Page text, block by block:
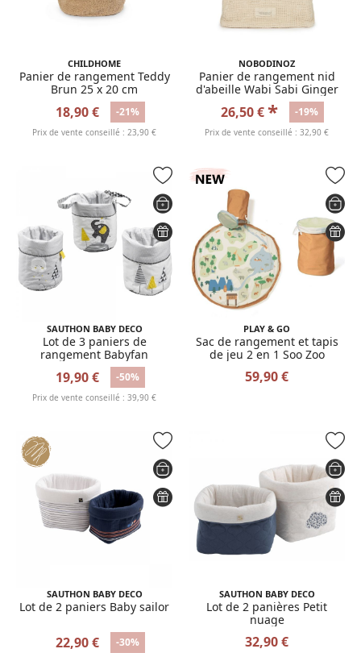
CHILDHOME
Panier de rangement Teddy
Brun 25 x 20 cm
18,90 € -21%
Prix de vente conseillé : 23,90 €
NOBODINOZ
Panier de rangement nid
d'abeille Wabi Sabi Ginger
26,50 €* -19%
Prix de vente conseillé : 32,90 €
SAUTHON BABY DECO
Lot de 3 paniers de
rangement Babyfan
19,90 € -50%
Prix de vente conseillé : 39,90 €
PLAY & GO
Sac de rangement et tapis
de jeu 2 en 1 Soo Zoo
59,90 €
SAUTHON BABY DECO
Lot de 2 paniers Baby sailor
22,90 € -30%
SAUTHON BABY DECO
Lot de 2 panières Petit
nuage
32,90 €